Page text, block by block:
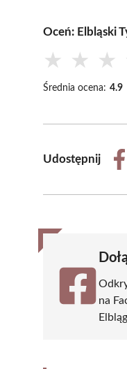
Oceń: Elbląski
★ ★ ★
Średnia ocena: 4.9
Udostępnij
na